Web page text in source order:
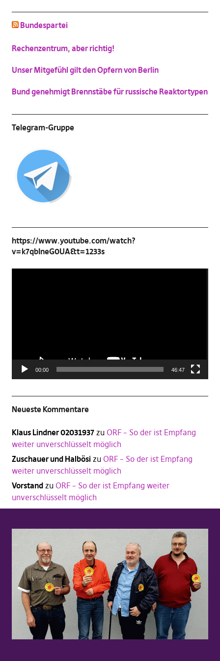
(Vergrößern
Bundespartei
Rechenzentrum, aber richtig!
Unser Mitgefühl gilt den Opfern von Berlin
Bund genehmigt Brennstäbe für russische Reaktortypen
Telegram-Gruppe
https://www.youtube.com/watch?
v=k7qbIneG0UA&t=1233s
00:00 46:47
Neueste Kommentare
Klaus Lindner 02031937zu ORF – So der ist Empfang
weiter unverschlüsselt möglich
Zuschauer und Halbösi zu ORF – So der ist Empfang
weiter unverschlüsselt möglich
Vorstandzu ORF – So der ist Empfang weiter
unverschlüsselt möglich